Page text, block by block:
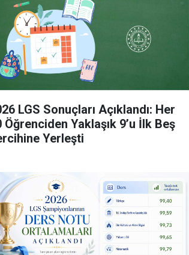
LGS Sonuçları Açıklandı: Her
Öğrenciden Yaklaşık 9’u İlk Beş
Yerleşti